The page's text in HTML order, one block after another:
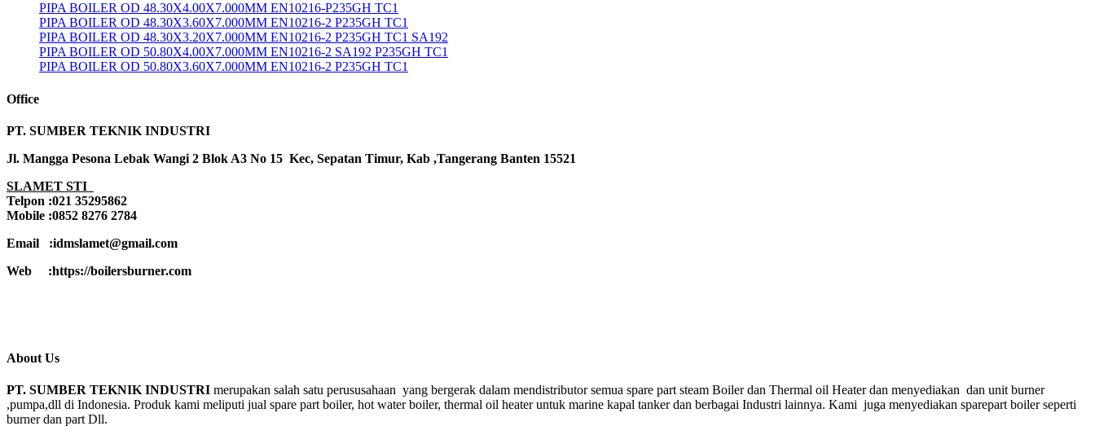
PIPA BOILER OD 48.30X4.00X7.000MM EN10216-P235GH TC1
PIPA BOILER OD 48.30X3.60X7.000MM EN10216-2 P235GH TC1
PIPA BOILER OD 48.30X3.20X7.000MM EN10216-2 P235GH TC1 SA192
PIPA BOILER OD 50.80X4.00X7.000MM EN10216-2 SA192 P235GH TC1
PIPA BOILER OD 50.80X3.60X7.000MM EN10216-2 P235GH TC1
Office
PT. SUMBER TEKNIK INDUSTRI
Jl. Mangga Pesona Lebak Wangi 2 Blok A3 No 15 Kec, Sepatan Timur, Kab ,Tangerang Banten 15521
SLAMET STI
Telpon :021 35295862
Mobile :0852 8276 2784
Email :idmslamet@gmail.com
Web :https://boilersburner.com
About Us
PT. SUMBER TEKNIK INDUSTRI merupakan salah satu perususahaan yang bergerak dalam mendistributor semua spare part steam Boiler dan Thermal oil Heater dan menyediakan dan unit burner
,pumpa,dll di Indonesia. Produk kami meliputi jual spare part boiler, hot water boiler, thermal oil heater untuk marine kapal tanker dan berbagai Industri lainnya. Kami juga menyediakan sparepart boiler seperti
burner dan part Dll.